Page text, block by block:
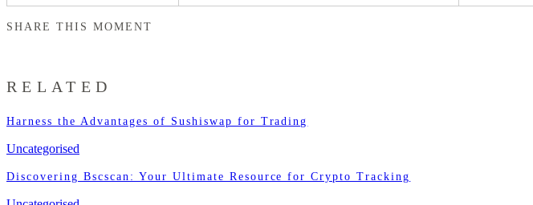
SHARE THIS MOMENT
RELATED
Harness the Advantages of Sushiswap for Trading
Uncategorised
Discovering Bscscan: Your Ultimate Resource for Crypto Tracking